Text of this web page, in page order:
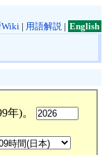
Wiki| 用語解説| English
年)。